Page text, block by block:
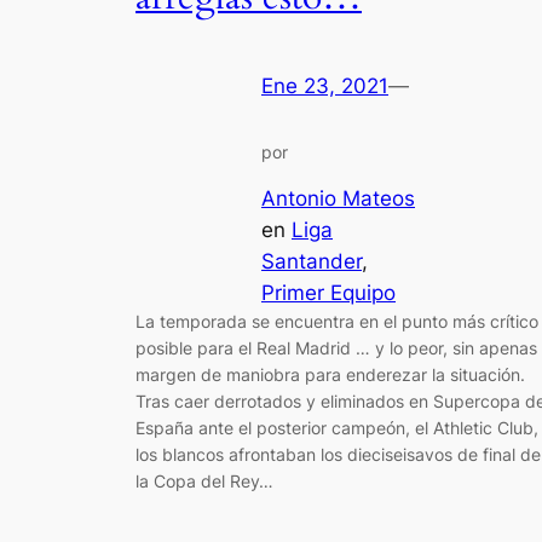
Ene 23, 2021—
por
Antonio Mateos
en Liga
Santander
Primer Equipo
La temporada se encuentra en el punto más crítico
posible para el Real Madrid … y lo peor, sin apenas
margen de maniobra para enderezar la situación.
Tras caer derrotados y eliminados en Supercopa
España ante el posterior campeón, el Athletic Club,
los blancos afrontaban los dieciseisavos de final de
la Copa del Rey…